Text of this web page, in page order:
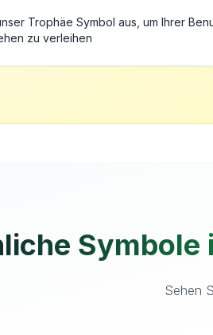
Trophäe Symbol aus, um Ihrer
zu verleihen
Symbole
Sehen